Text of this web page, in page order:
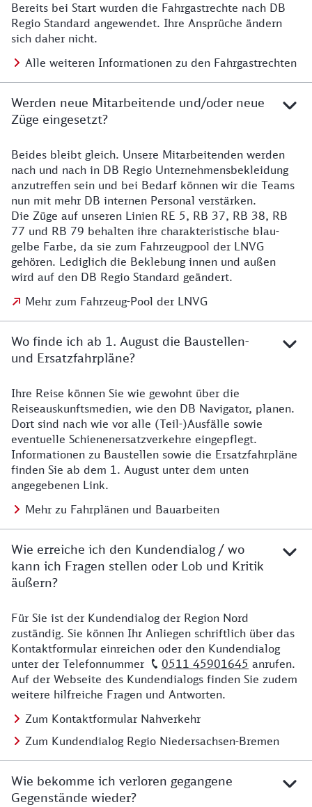
Details zu Fahrgastrechten
Bereits bei Start wurden die Fahrgastrechte nach DB
Regio Standard angewendet. Ihre Ansprüche ändern
sich daher nicht.
Alle weiteren Informationen zu den Fahrgastrechten
Werden neue Mitarbeitende und/oder neue
Züge eingesetzt?
Details zu den Mitarbeitenden
Beides bleibt gleich. Unsere Mitarbeitenden werden
nach und nach in DB Regio Unternehmensbekleidung
anzutreffen sein und bei Bedarf können wir die Teams
nun mit mehr DB internen Personal verstärken.
Die Züge auf unseren Linien RE 5, RB 37, RB 38, RB
77 und RB 79 behalten ihre charakteristische blau-
gelbe Farbe, da sie zum Fahrzeugpool der LNVG
gehören. Lediglich die Beklebung innen und außen
wird auf den DB Regio Standard geändert.
Mehr zum Fahrzeug-Pool der LNVG
Wo finde ich ab 1. August die Baustellen-
und Ersatzfahrpläne?
Details zu Baustelle
Ihre Reise können Sie wie gewohnt über die
Reiseauskunftsmedien, wie den DB Navigator, planen.
Dort sind nach wie vor alle (Teil-)Ausfälle sowie
eventuelle Schienenersatzverkehre eingepflegt.
Informationen zu Baustellen sowie die Ersatzfahrpläne
finden Sie ab dem 1. August unter dem unten
angegebenen Link.
Mehr zu Fahrplänen und Bauarbeiten
Wie erreiche ich den Kundendialog / wo
kann ich Fragen stellen oder Lob und Kritik
äußern?
Details zu Kontakt
Für Sie ist der Kundendialog der Region Nord
zuständig. Sie können Ihr Anliegen schriftlich über das
Kontaktformular einreichen oder den Kundendialog
unter der Telefonnummer
0511 45901645 anrufen.
Auf der Webseite des Kundendialogs finden Sie zudem
weitere hilfreiche Fragen und Antworten.
Zum Kontaktformular Nahverkehr
Zum Kundendialog Regio Niedersachsen-Bremen
Wie bekomme ich verloren gegangene
Gegenstände wieder?